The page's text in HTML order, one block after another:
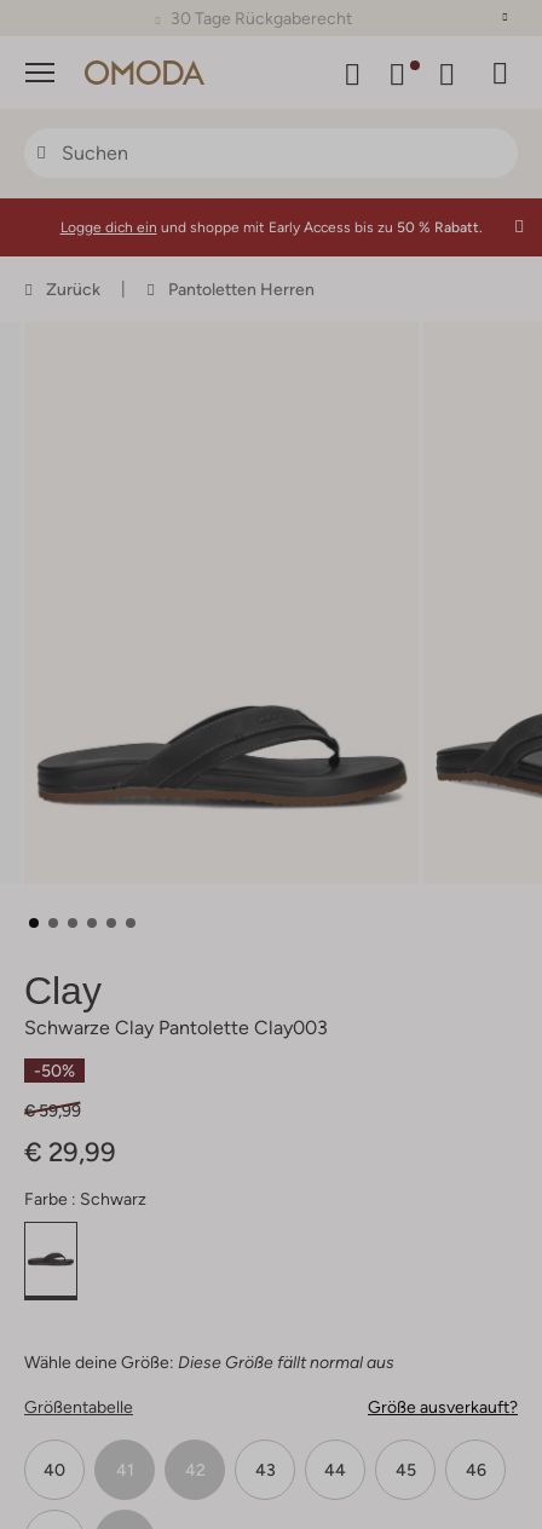
30 Tage Rückgaberecht
Menü
Logge dich ein und shoppe mit Early Access bis zu 50 % Rabatt.
Zurück Pantoletten Herren
Clay
Schwarze Clay Pantolette Clay003
-50%
€ 59,99
€ 29,99
Farbe : Schwarz
Wähle deine Größe: Diese Größe fällt normal aus
Größentabelle Größe ausverkauft?
40 41 42 43 44 45 46